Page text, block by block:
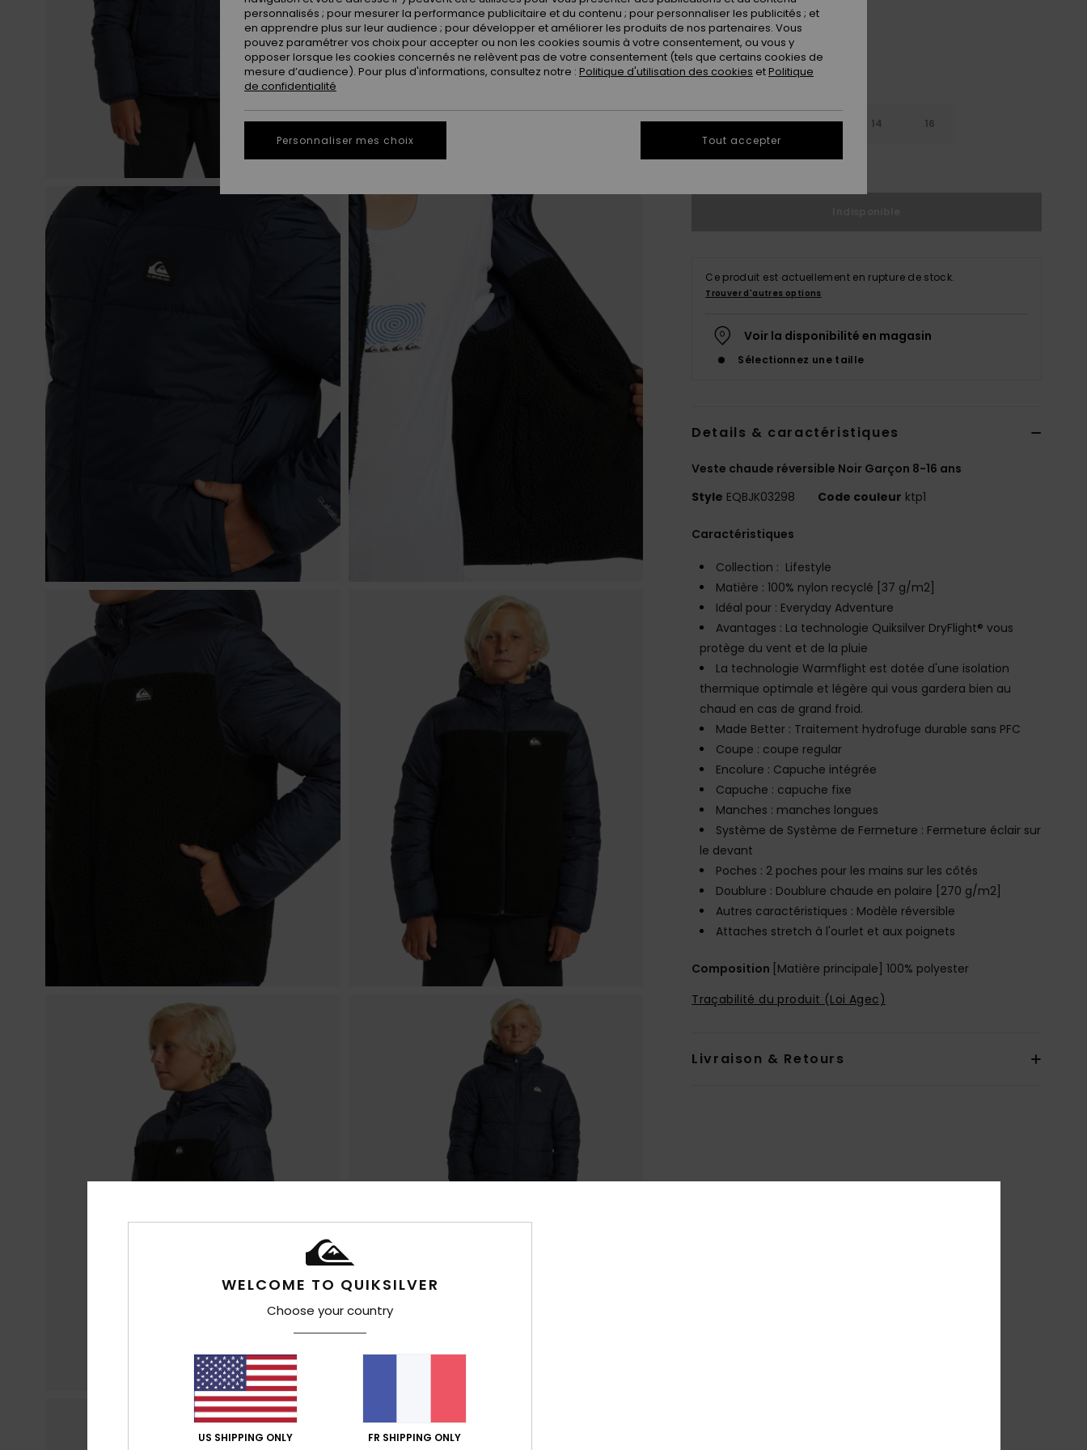
8 10 12 14 16
Voir le Guide des tailles
Ce produit est actuellement en rupture de stock.
Trouver d'autres options
Voir la disponibilité en magasin
Sélectionnez une taille
Details & caractéristiques
Veste chaude réversible Noir Garçon 8-16 ans
Style EQBJK03298 Code couleur ktp1
Caractéristiques
Collection : Lifestyle
Matière : 100% nylon recyclé [37 g/m2]
Idéal pour : Everyday Adventure
Avantages : La technologie Quiksilver DryFlight® vous
protège du vent et de la pluie
La technologie Warmflight est dotée d'une isolation
thermique optimale et légère qui vous gardera bien au
chaud en cas de grand froid.
Made Better : Traitement hydrofuge durable sans PFC
Coupe : coupe regular
Encolure : Capuche intégrée
Capuche : capuche fixe
Manches : manches longues
Système de Système de Fermeture : Fermeture éclair sur
le devant
Poches : 2 poches pour les mains sur les côtés
Doublure : Doublure chaude en polaire [270 g/m2]
Autres caractéristiques : Modèle réversible
Attaches stretch à l'ourlet et aux poignets
Composition [Matière principale] 100% polyester
Traçabilité du produit (Loi Agec)
Livraison & Retours
WELCOME TO QUIKSILVER
Choose your country
US SHIPPING ONLY FR SHIPPING ONLY
personnalisés ; pour mesurer la performance publicitaire et du contenu ; pour personnaliser les publicités ; et
en apprendre plus sur leur audience ; pour développer et améliorer les produits de nos partenaires. Vous
pouvez paramétrer vos choix pour accepter ou non les cookies soumis à votre consentement, ou vous y
opposer lorsque les cookies concernés ne relèvent pas de votre consentement (tels que certains cookies de
mesure d’audience). Pour plus d'informations, consultez notre : Politique d'utilisation des cookies etPolitique
de confidentialité
Personnaliser mes choix Tout accepter